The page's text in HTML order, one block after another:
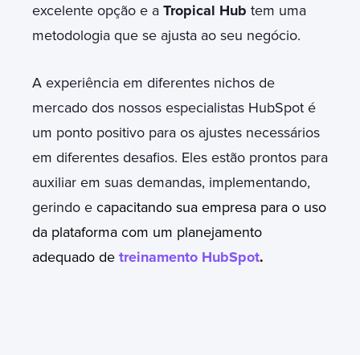
excelente opção e a Tropical Hub tem uma
metodologia que se ajusta ao seu negócio.
A experiência em diferentes nichos de
mercado dos nossos especialistas HubSpot é
um ponto positivo para os ajustes necessários
em diferentes desafios. Eles estão prontos para
auxiliar em suas demandas, implementando,
gerindo e capacitando sua empresa para o uso
da plataforma com um planejamento
adequado de treinamento HubSpot.